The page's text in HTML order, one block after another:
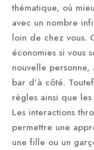
thématique, où
avec un nombre
loin de chez vous.
économies si vous
nouvelle
bar d’à côté.
règles ainsi que les
Les interactions
permettre une
une fille ou un